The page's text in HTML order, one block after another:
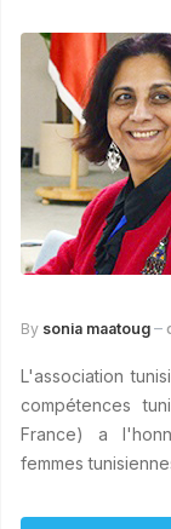
By sonia maatoug
L'association
compétences
France) a
femmes